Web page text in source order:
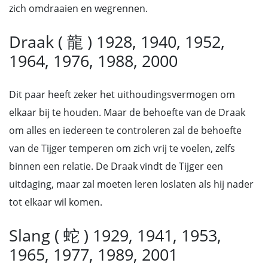
zich omdraaien en wegrennen.
Draak ( 龍 ) 1928, 1940, 1952,
1964, 1976, 1988, 2000
Dit paar heeft zeker het uithoudingsvermogen om
elkaar bij te houden. Maar de behoefte van de Draak
om alles en iedereen te controleren zal de behoefte
van de Tijger temperen om zich vrij te voelen, zelfs
binnen een relatie. De Draak vindt de Tijger een
uitdaging, maar zal moeten leren loslaten als hij nader
tot elkaar wil komen.
Slang ( 蛇 ) 1929, 1941, 1953,
1965, 1977, 1989, 2001